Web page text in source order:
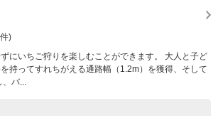
)
にいちご狩りを楽しむことができます。 大人と子ど
持ってすれちがえる通路幅（1.2m）を獲得、そして
、バ...